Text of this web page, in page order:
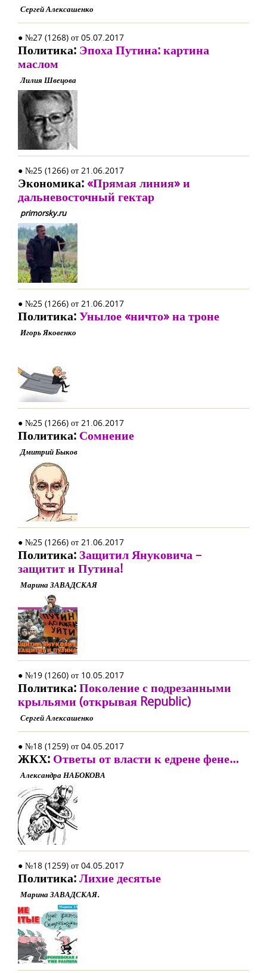
Сергей Алексашенко
● №27 (1268) от 05.07.2017
Политика: Эпоха Путина: картина
маслом
Лилия Швецова
● №25 (1266) от 21.06.2017
Экономика:«Прямая линия» и
дальневосточный гектар
primorsky.ru
● №25 (1266) от 21.06.2017
Политика:Унылое «ничто» на троне
Игорь Яковенко
● №25 (1266) от 21.06.2017
Политика: Сомнение
Дмитрий Быков
● №25 (1266) от 21.06.2017
Политика: Защитил Януковича –
защитит и Путина!
Марина ЗАВАДСКАЯ
● №19 (1260) от 10.05.2017
Политика:Поколение с подрезанными
крыльями (открывая Republic)
Сергей Алексашенко
● №18 (1259) от 04.05.2017
ЖКХ: Ответы от власти к едрене фене…
Александра НАБОКОВА
● №18 (1259) от 04.05.2017
Политика:Лихие десятые
Марина ЗАВАДСКАЯ.